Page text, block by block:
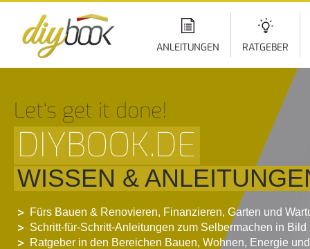
ANLEITUNGEN RATGEBER
Let‘s get it done!
DIYBOOK.DE
WISSEN &
Fürs Bauen & Renovieren, Finanzieren, Garten und
Schritt-für-Schritt-Anleitungen zum Selbermachen in Bild
Ratgeber in den Bereichen Bauen, Wohnen, Energie